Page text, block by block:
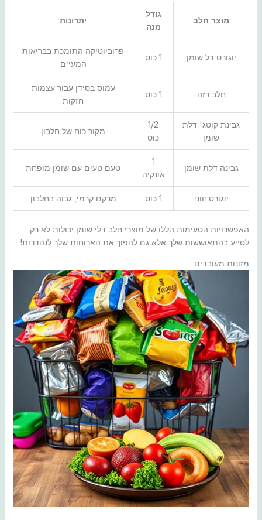
מוצר חלב
גודל
מנה
יתרונות
יוגורט דל שומן 1 כוס
פרוביוטיקה התומכת בבריאות
המעיים
חלב רזה 1 כוס
עמוס בסידן עבור עצמות
חזקות
גבינת קוטג' דלת
שומן
1/2
כוס
מקור כוח של חלבון
גבינה דלת שומן
1
אונקיה
טעם טעים עם שומן מופחת
יוגורט יווני 1 כוס מרקם קרמי, גבוה בחלבון
האפשרויות הטעימות הללו של מוצרי חלב דלי שומן יכולות לא רק
לסייע בהתאוששות שלך אלא גם להפוך את הארוחות שלך לנהדרות!
מזונות מעובדים